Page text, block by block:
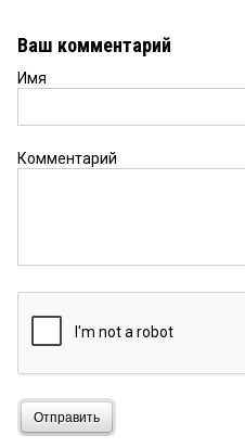
Ваш комментарий
Имя
Комментарий
Отправить